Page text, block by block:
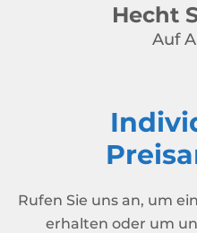
Hecht
Auf
Rufen Sie uns an, um
erhalten oder um